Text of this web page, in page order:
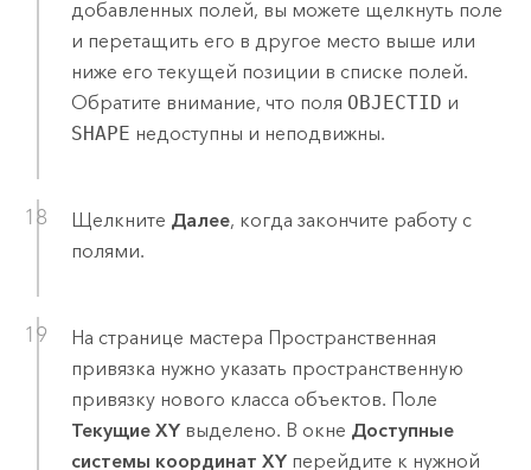
добавленных полей, вы можете щелкнуть поле
и перетащить его в другое место выше или
ниже его текущей позиции в списке полей.
Обратите внимание, что поля OBJECTID и
SHAPE недоступны и неподвижны.
Щелкните Далее, когда закончите работу с
полями.
На странице мастера Пространственная
привязка нужно указать пространственную
привязку нового класса объектов. Поле
Текущие XYвыделено. В окне Доступные
системы координат XYперейдите к нужной